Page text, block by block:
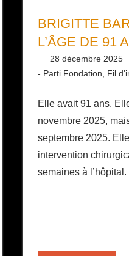
BRIGITTE
L’ÂGE DE 91
28 décembre 2025
- Parti Fondation
Fil
Elle avait 91 ans.
novembre 2025,
septembre 2025.
intervention
semaines à l’hôpital.